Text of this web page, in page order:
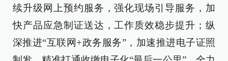
续升级网上预约服务，强化现场引导服务，加
快产品应急制证送达，工作质效稳步提升；纵
深推进“互联网+政务服务”，加速推进电子证照